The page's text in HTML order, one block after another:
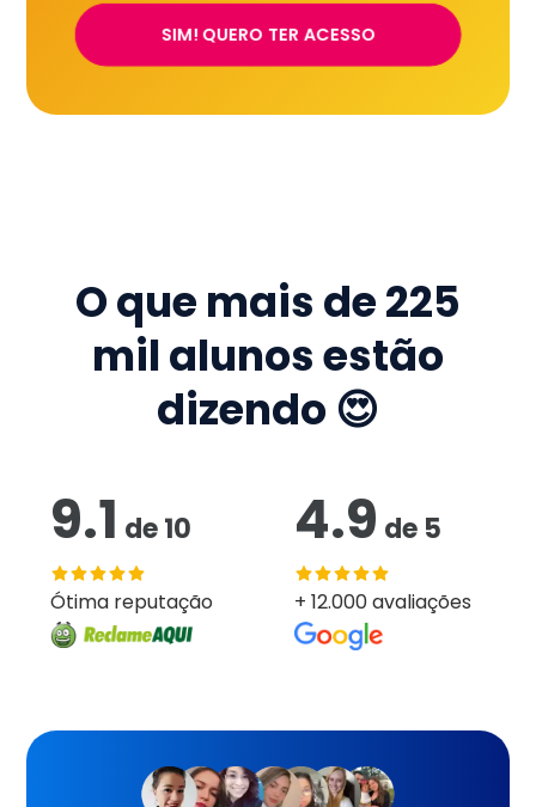
SIM! QUERO TER ACESSO
O que mais de225
mil alunos estão
dizendo 😍
9.1 de10
Ótima reputação
4.9 de 5
+ 12.000 avaliações